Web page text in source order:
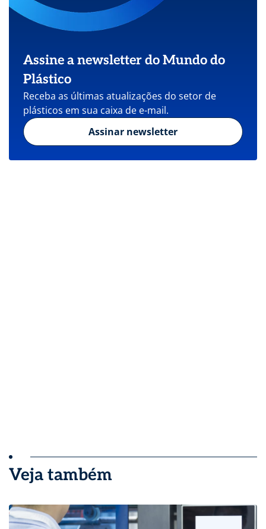
Assine a newsletter do Mundo do
Plástico
Receba as últimas atualizações do setor de
plásticos em sua caixa de e-mail.
Assinar newsletter
Veja também